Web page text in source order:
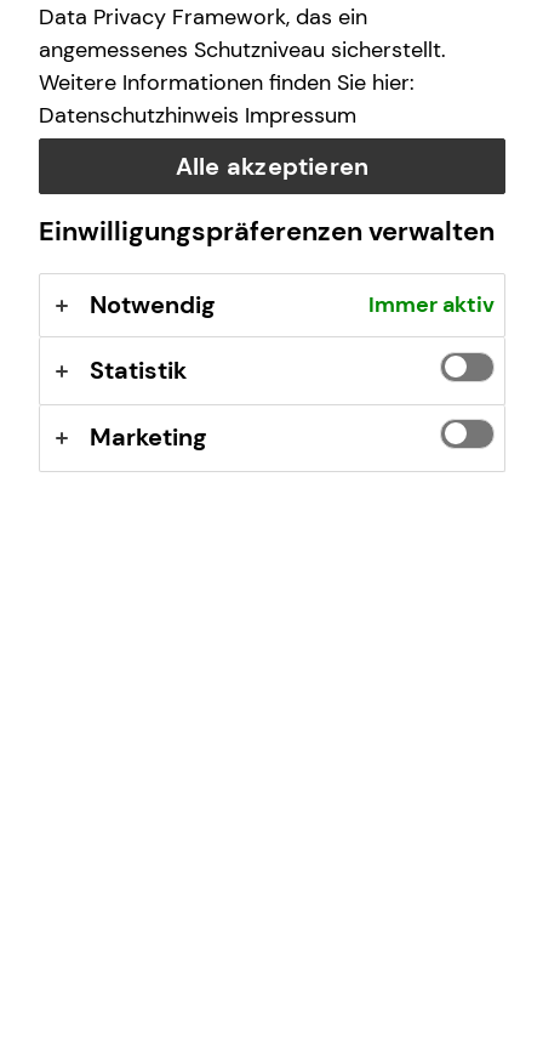
Wir arbeiten an über 400 Standorten, sind untereinander
eng vernetzt und von Nord nach Süd und von West nach
Ost mit vielen Teams vertreten.
tecis im Überblick
40 Jahre Erfahrung am Markt
Deutschlandweit an über 400 Standorten vertreten
Unsere Beratungsphilosophie: Wir beraten unsere
Kundinnen und Kunden so, wie wir auch selbst
beraten werden möchten – ehrlich,
chancenorientiert, leidenschaftlich und kompetent.
tecis Finanzberatung
Data Privacy Framework, das ein
angemessenes Schutzniveau sicherstellt.
Weitere Informationen finden Sie hier:
Datenschutzhinweis Impressum
Alle akzeptieren
Einwilligungspräferenzen verwalten
Notwendig Immer aktiv
Statistik
Marketing